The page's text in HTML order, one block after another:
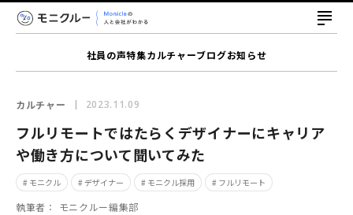
社員の声特集カルチャーブログお知らせ
カルチャー 2023.11.09
フルリモートではたらくデザイナーにキャリア
や働き方について聞いてみた
# モニクル # デザイナー # モニクル採用 # フルリモート
執筆者： モニクルー編集部